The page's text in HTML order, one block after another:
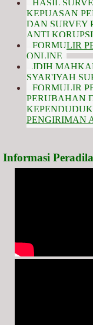
HASIL
KEPUASAN
DAN SURVEY
ANTI KORUPSI
FORMULIR
ONLINE
JDIH
SYAR'IYAH
FORMULIR
PERUBAHAN
PENGIRIMAN
Informasi